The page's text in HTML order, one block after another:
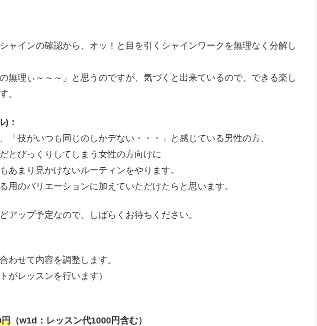
ャインの確認から、オッ！と目を引くシャインワークを無理なく分解し
無理ぃ～～～」と思うのですが、気づくと出来ているので、できる楽し
。
)：
「技がいつも同じのしかデない・・・」と感じている男性の方、
とびっくりしてしまう女性の方向けに
あまり見かけないルーティンをやります。
用のバリエーションに加えていただけたらと思います。
アップ予定なので、しばらくお待ちください。
わせて内容を調整します。
がレッスンを行います）
円 （w1d ：レッスン代1000 円含む）